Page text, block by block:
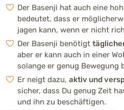
Herkunft
Zentralafrika
Körperliche Merkmale
Kompakter, eleganter
Ohren, stark geringelte
Fell.
Der Basenji hat auch eine
bedeutet, dass er
jagen kann, wenn er nicht
Der Basenji benötigt
aber er kann auch in einer
solange er genug Bewegung
Er neigt dazu, aktiv und
sicher, dass Du genug Zeit
und ihn zu beschäftigen.